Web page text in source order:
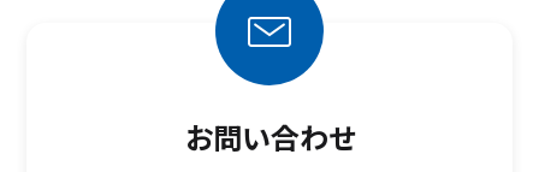
お問い合わせ